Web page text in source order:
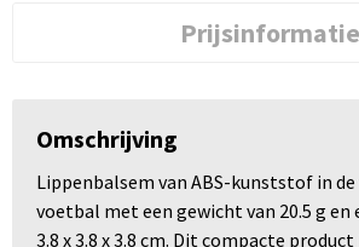
Prijsinformatie
Omschrijving
Lippenbalsem van ABS-kunststof in de
voetbal met een gewicht van 20.5 g en
3.8 x 3.8 x 3.8 cm. Dit compacte